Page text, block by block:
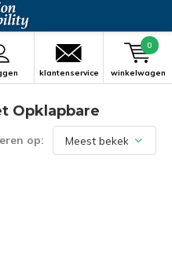
klantenservice winkelwagen
0
Opklapbare
op: